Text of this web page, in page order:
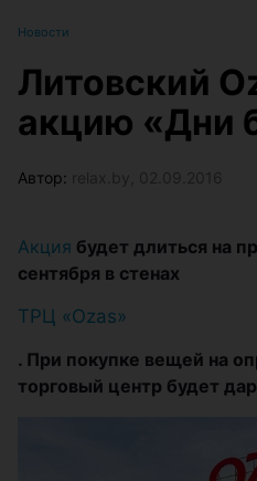
Новости
Литовский
акцию «Дни
Автор:
Акция будет длиться на
сентября в стенах
ТРЦ «Ozas»
. При покупке вещей на
торговый центр будет